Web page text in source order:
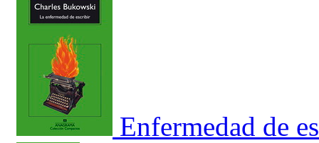
Enfermedad de